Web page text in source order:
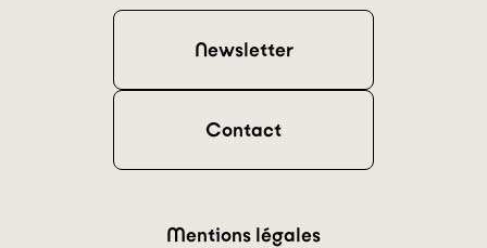
Newsletter
Contact
Mentions légales